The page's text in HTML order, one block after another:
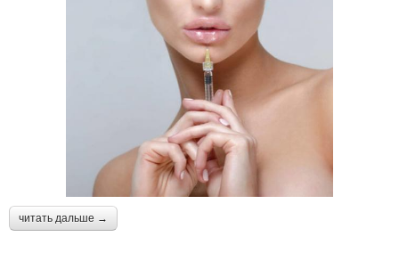
читать дальше →